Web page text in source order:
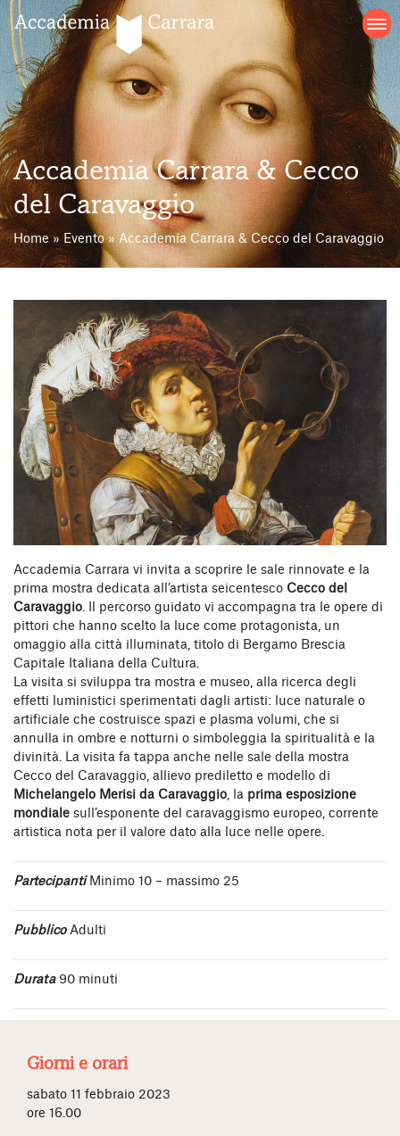
Salta
al
contenuto
Accademia Carrara & Cecco
del Caravaggio
Home» Evento»Accademia Carrara & Cecco del Caravaggio
Accademia Carrara vi invita a scoprire le sale rinnovate e la
prima mostra dedicata all’artista seicentesco Cecco del
Caravaggio. Il percorso guidato vi accompagna tra le opere di
pittori che hanno scelto la luce come protagonista, un
omaggio alla città illuminata, titolo di Bergamo Brescia
Capitale Italiana della Cultura.
La visita si sviluppa tra mostra e museo, alla ricerca degli
effetti luministici sperimentati dagli artisti: luce naturale o
artificiale che costruisce spazi e plasma volumi, che si
annulla in ombre e notturni o simboleggia la spiritualità e la
divinità. La visita fa tappa anche nelle sale della mostra
Cecco del Caravaggio, allievo prediletto e modello di
Michelangelo Merisi da Caravaggio, la prima esposizione
mondiale sull’esponente del caravaggismo europeo, corrente
artistica nota per il valore dato alla luce nelle opere.
PartecipantiMinimo 10 – massimo 25
PubblicoAdulti
Durata90 minuti
Giorni e orari
sabato 11 febbraio 2023
ore 16.00